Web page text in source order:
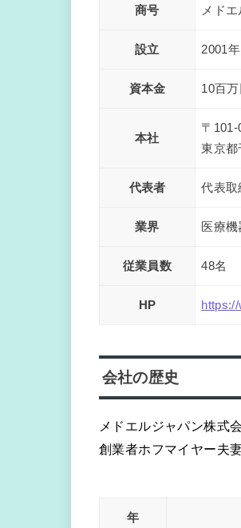
商号 メド
設立 2001年
資本金 10百万
本社
〒101-
東京都
代表者 代表取
業界 医療機
従業員数 48名
HP
会社の歴史
メドエルジャパン株式
創業者ホフマイヤー夫
年